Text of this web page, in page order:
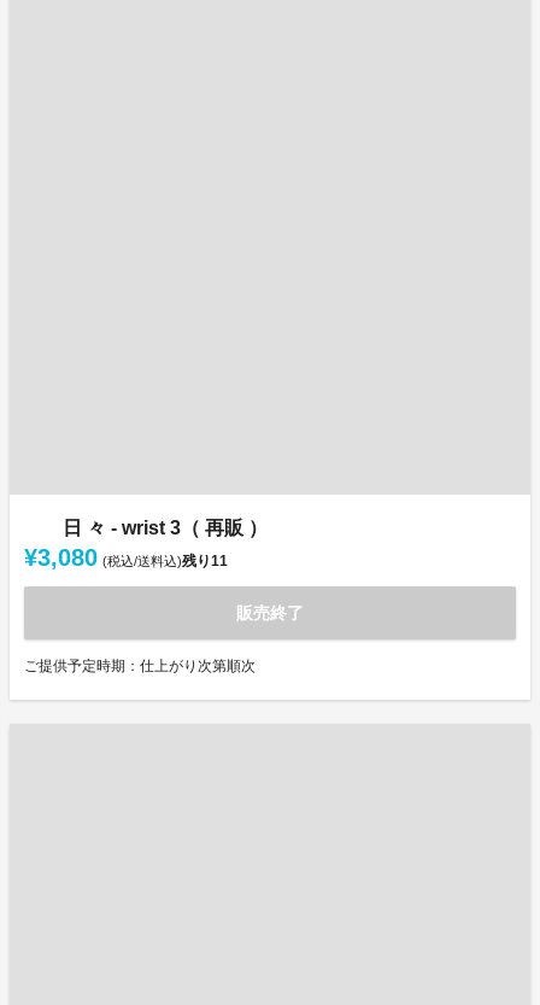
日 々 - wrist 3（ 再販 ）
¥3,080 (税込/送料込)残り11
販売終了
ご提供予定時期：仕上がり次第順次